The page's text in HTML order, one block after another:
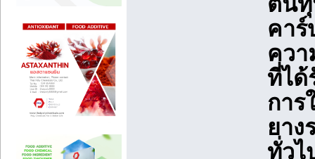
คาร์
ควา
ที่ได้
การ
ยาง
ทั่ว